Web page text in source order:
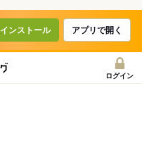
インストール アプリで開く
ログイン